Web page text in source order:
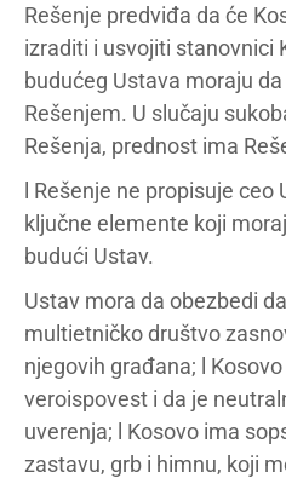
Rešenje predviđa da će
izraditi i usvojiti stanovnici
budućeg Ustava moraju
Rešenjem. U slučaju
Rešenja, prednost ima
l Rešenje ne propisuje
ključne elemente koji
budući Ustav.
Ustav mora da obezbedi
multietničko društvo
njegovih građana; l
veroispovest i da je
uverenja; l Kosovo ima
zastavu, grb i himnu, koji